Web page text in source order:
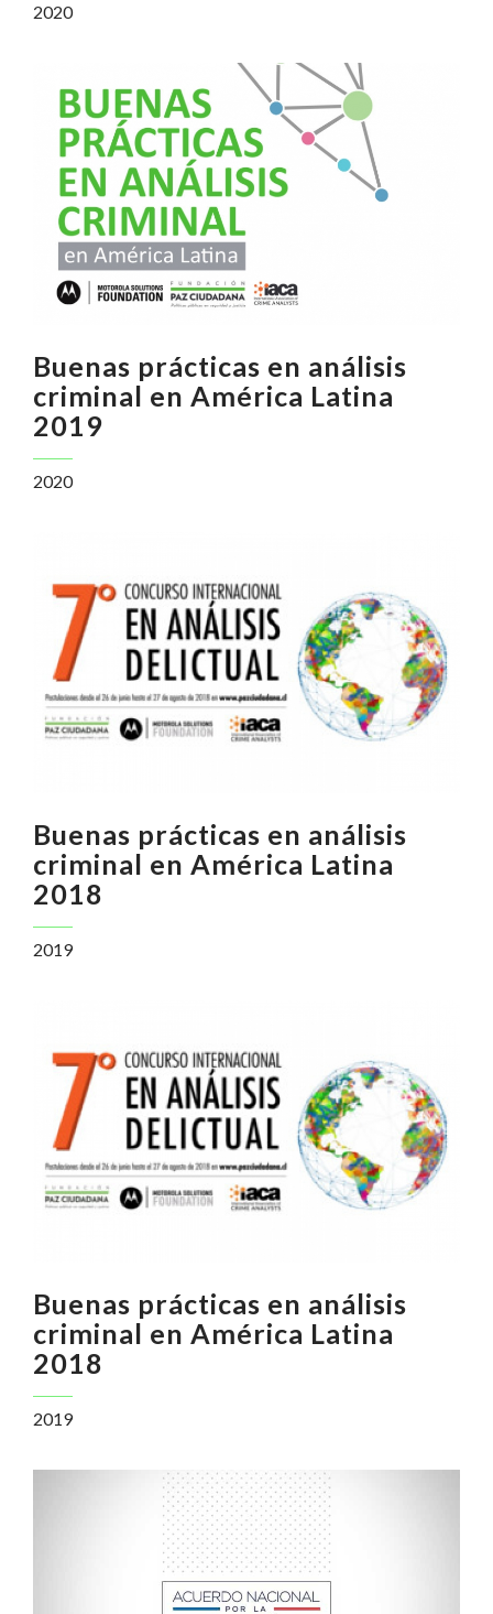
2020
Buenas prácticas en análisis
criminal en América Latina
2019
2020
Buenas prácticas en análisis
criminal en América Latina
2018
2019
Buenas prácticas en análisis
criminal en América Latina
2018
2019